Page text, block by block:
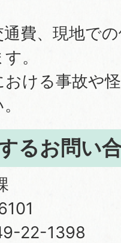
費、現地で
。
ける事故や
るお問い
22-1398